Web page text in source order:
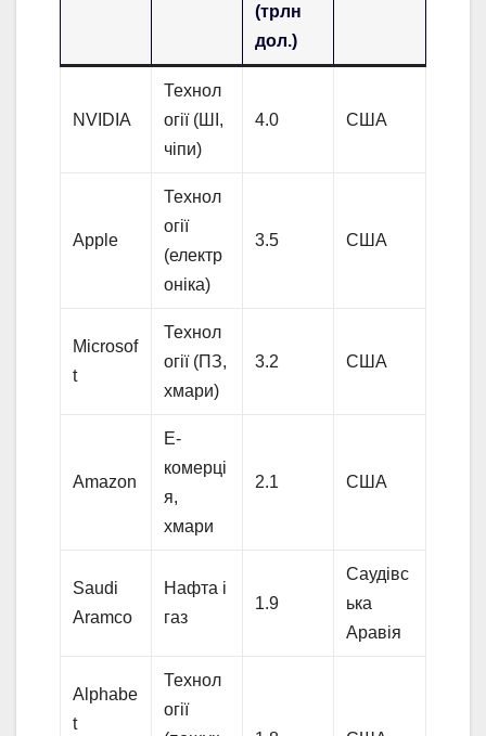
(трлн
дол.)
NVIDIA
Технол
огії (ШІ,
чіпи)
4.0 США
Apple
Технол
огії
(електр
оніка)
3.5 США
Microsof
t
Технол
огії (ПЗ,
хмари)
3.2 США
Amazon
Е-
комерці
я,
хмари
2.1 США
Saudi
Aramco
Нафта і
газ
1.9
Саудівс
ька
Аравія
Alphabe
t
Технол
огії